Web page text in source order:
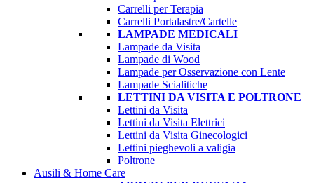
Carrelli per Terapia
Carrelli Portalastre/Cartelle
LAMPADE MEDICALI
Lampade da Visita
Lampade di Wood
Lampade per Osservazione con Lente
Lampade Scialitiche
LETTINI DA VISITA E POLTRONE
Lettini da Visita
Lettini da Visita Elettrici
Lettini da Visita Ginecologici
Lettini pieghevoli a valigia
Poltrone
Ausili & Home Care